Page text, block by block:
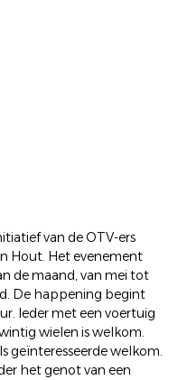
van de OTV-ers
Hout. Het evenement
de maand, van mei tot
De happening begint
Ieder met een voertuig
wielen is welkom.
geïnteresseerde welkom.
het genot van een